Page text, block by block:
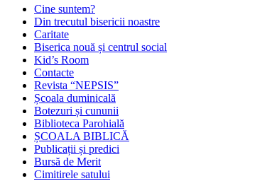
Cine suntem?
Din trecutul bisericii noastre
Caritate
Biserica nouă și centrul social
Kid’s Room
Contacte
Revista “NEPSIS”
Școala duminicală
Botezuri și cununii
Biblioteca Parohială
ȘCOALA BIBLICĂ
Publicații și predici
Bursă de Merit
Cimitirele satului